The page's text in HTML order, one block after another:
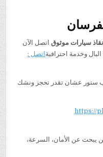
سيارات موثوق اتصل الآن
وخدمة احترافية اتصل :
اب ستور عشان تقدر تحجز ونشك
https://
يبحث عن الأمان، السرعة،